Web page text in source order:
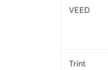
VEED
Trint